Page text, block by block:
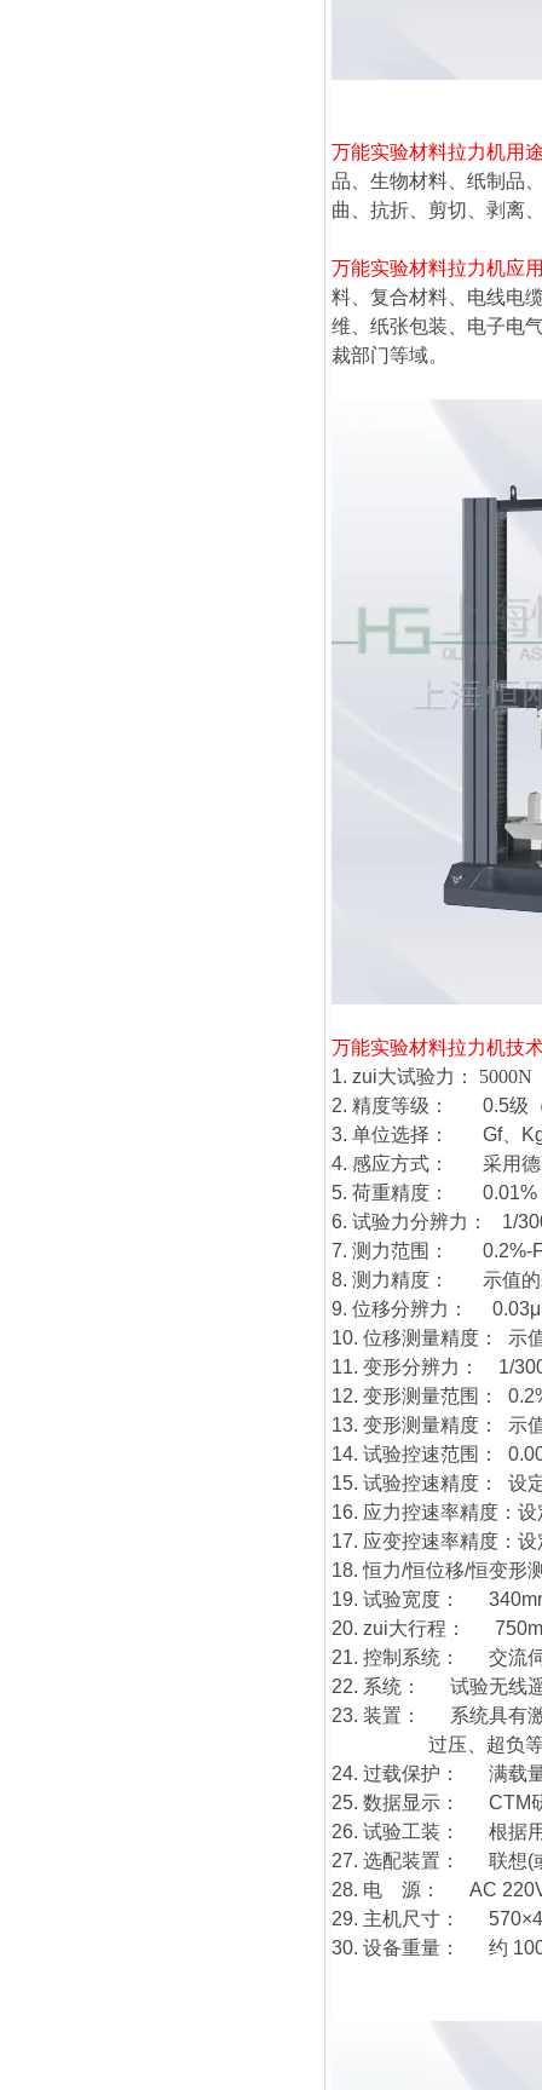
万能实验材料拉力机用
品、生物材料、纸制品
曲、抗折、剪切、剥离
万能实验材料拉力机应
料、复合材料、电线电
维、纸张包装、电子电
裁部门等域。
万能实验材料拉力机技
1. zui大试验力： 5000N
2. 精度等级： 0.5级（
3. 单位选择： Gf、Kgf
4. 感应方式： 采用德
5. 荷重精度： 0.01%
6. 试验力分辨力： 1/
7. 测力范围： 0.2%-
8. 测力精度： 示值的
9. 位移分辨力：
10. 位移测量精度： 示
11. 变形分辨力： 1/
12. 变形测量范围：
13. 变形测量精度： 示
14. 试验控速范围：
15. 试验控速精度： 设
16. 应力控速率精度：
17. 应变控速率精度：
18. 恒力/恒位移/恒变形
19. 试验宽度：
20. zui大行程：
21. 控制系统： 交流
22. 系统： 试验无线
23. 装置： 系统具有激
过压、超负等检查
24. 过载保护： 满载量
25. 数据显示： CTM
26. 试验工装： 根据用
27. 选配装置： 联想(
28. 电 源： AC
29. 主机尺寸：
30. 设备重量： 约